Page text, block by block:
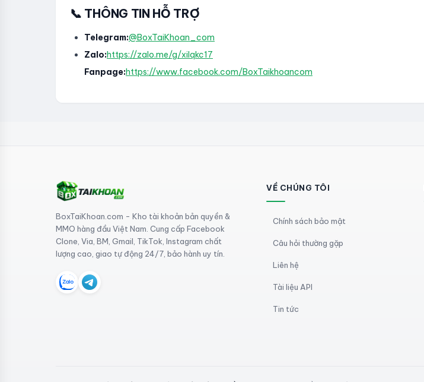
📞 THÔNG TIN HỖ TRỢ
Telegram:@BoxTaiKhoan_com
Zalo:https://zalo.me/g/xilqkc17
Fanpage:https://www.facebook.com/BoxTaikhoancom
BoxTaiKhoan.com - Kho tài khoản bản quyền &
MMO hàng đầu Việt Nam. Cung cấp Facebook
Clone, Via, BM, Gmail, TikTok, Instagram chất
lượng cao, giao tự động 24/7, bảo hành uy tín.
VỀ CHÚNG TÔI
Chính sách bảo mật
Câu hỏi thường gặp
Liên hệ
Tài liệu API
Tin tức